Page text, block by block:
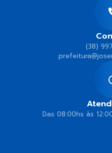
(38)
Das 08:00hs às